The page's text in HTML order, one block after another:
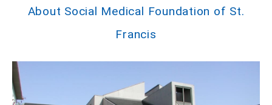
About Social Medical Foundation of St.
Francis